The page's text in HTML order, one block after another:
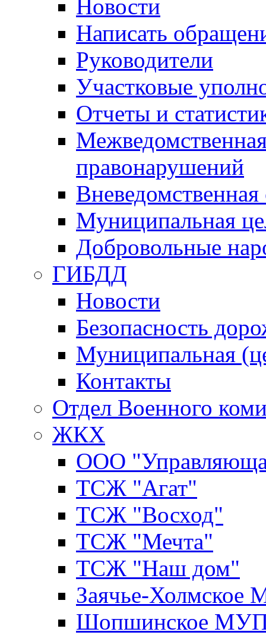
Новости
Написать
Руководители
Участковые
Отчеты и
правонарушений
Вневедомственная
Муниципальная
Добровольные
ГИБДД
Новости
Безопасность
Муниципальная
Контакты
Отдел Военного
ЖКХ
ООО
ТСЖ "Агат"
ТСЖ "Восход"
ТСЖ "Мечта"
ТСЖ "Наш дом"
Заячье-
Шопшинское